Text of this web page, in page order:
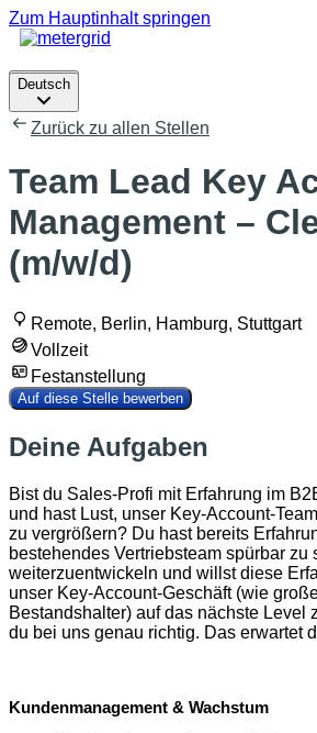
Zum Hauptinhalt springen
Deutsch
Deutsch
Zurück zu allen Stellen
Team Lead Key
Management –
(m/w/d)
Remote, Berlin, Hamburg, Stuttgart
Vollzeit
Festanstellung
Auf diese Stelle bewerben
Deine Aufgaben
​​Bist du Sales-Profi mit Erfahrung im
und hast Lust, unser Key-Account-
zu vergrößern? Du hast bereits
bestehendes Vertriebsteam spürbar zu
weiterzuentwickeln und willst diese
unser Key-Account-Geschäft (wie
Bestandshalter) auf das nächste Level
du bei uns genau richtig. Das erwartet
Kundenmanagement & Wachstum